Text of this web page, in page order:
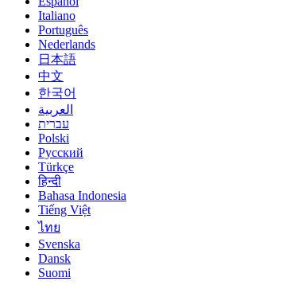
Italiano
Português
Nederlands
日本語
中文
한국어
العربية
עברית
Polski
Русский
Türkçe
हिन्दी
Bahasa Indonesia
Tiếng Việt
ไทย
Svenska
Dansk
Suomi